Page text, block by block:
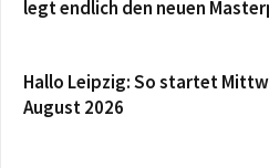
legt endlich den neuen
Hallo Leipzig: So startet
August 2026